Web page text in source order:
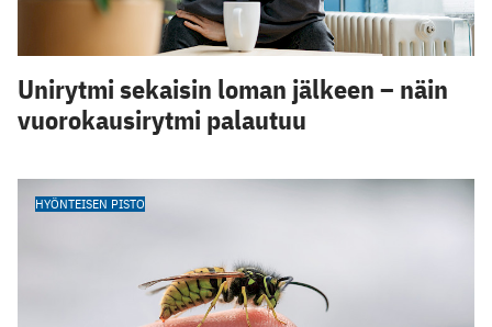
Unirytmi sekaisin loman jälkeen – näin
vuorokausirytmi palautuu
HYÖNTEISEN PISTO